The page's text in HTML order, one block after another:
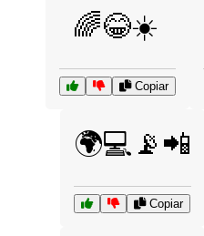
🌈😂☀️
Copiar
🌍💻📡📲
Copiar